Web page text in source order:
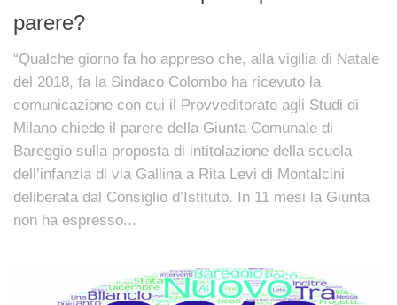
parere?
“Qualche giorno fa ho appreso che, alla vigilia di Natale
del 2018, fa la Sindaco Colombo ha ricevuto la
comunicazione con cui il Provveditorato agli Studi di
Milano chiede il parere della Giunta Comunale di
Bareggio sulla proposta di intitolazione della scuola
dell’infanzia di via Gallina a Rita Levi di Montalcini
deliberata dal Consiglio d’Istituto. In 11 mesi la Giunta
non ha espresso...